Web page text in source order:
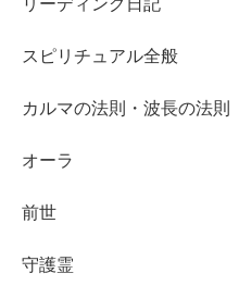
リーディング日記
スピリチュアル全般
カルマの法則・波長の法則
オーラ
前世
守護霊